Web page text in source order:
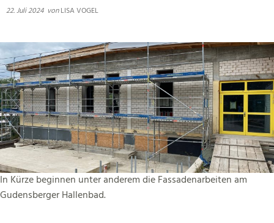
22. Juli 2024 vonLISA VOGEL
In Kürze beginnen unter anderem die Fassadenarbeiten am
Gudensberger Hallenbad.